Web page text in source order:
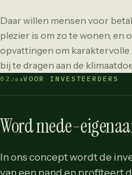
Daar willen mensen voor
plezier is om zo te wonen, en
opvattingen om
bij te dragen aan de
02 /04VOOR INVESTEERDERS
Word mede-
In ons concept wordt de
van een pand en profiteert